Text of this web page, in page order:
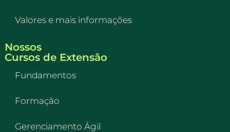
Valores e mais informações
Nossos
Cursos de Extensão
Fundamentos
Formação
Gerenciamento Ágil